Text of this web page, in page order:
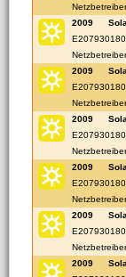
2009
2009
2009
2009
2009
2009